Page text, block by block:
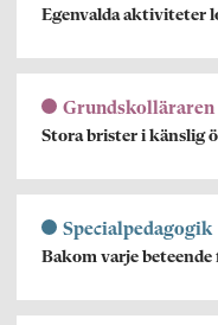
Egenvalda aktiviteter
Grundskolläraren
Stora brister i känslig
Specialpedagogik
Bakom varje